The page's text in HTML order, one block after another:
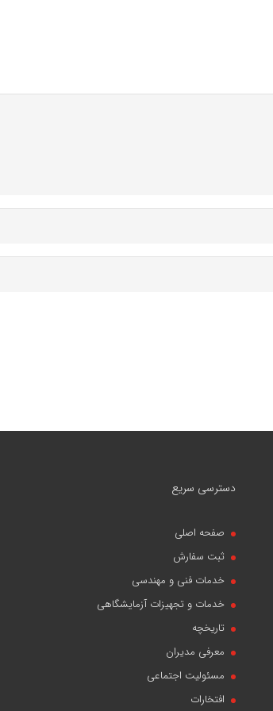
دسترسی سریع
صفحه اصلی
ثبت سفارش
خدمات فنی و مهندسی
خدمات و تجهیزات آزمایشگاهی
تاریخچه
معرفی مدیران
مسئولیت اجتماعی
افتخارات